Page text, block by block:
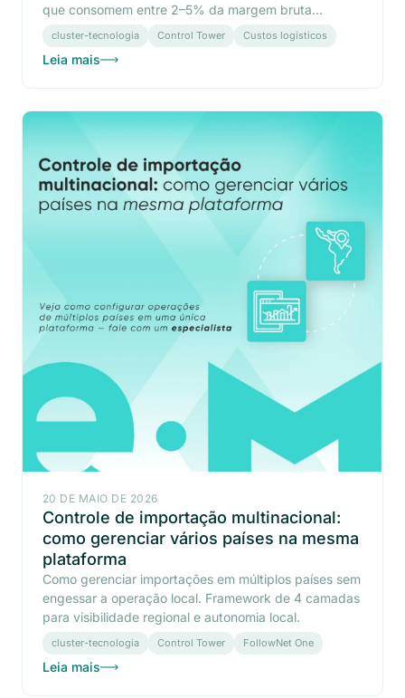
que consomem entre 2–5% da margem bruta...
cluster-tecnologia Control Tower Custos logísticos
Leia mais
20 DE MAIO DE 2026
Controle de importação multinacional:
como gerenciar vários países na mesma
plataforma
Como gerenciar importações em múltiplos países sem
engessar a operação local. Framework de 4 camadas
para visibilidade regional e autonomia local.
cluster-tecnologia Control Tower FollowNet One
Leia mais